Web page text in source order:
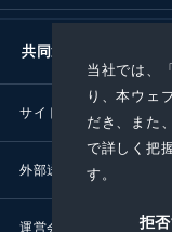
当社では、
り、本ウェ
だき、また
で詳しく把
す。
拒
共同通信社グループ
サイトポリシー
外部送信ポリシー
運営会社